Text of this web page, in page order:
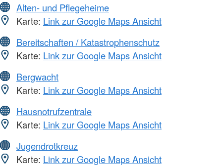
Alten- und Pflegeheime
Karte: Link zur Google Maps Ansicht
Bereitschaften / Katastrophenschutz
Karte: Link zur Google Maps Ansicht
Bergwacht
Karte: Link zur Google Maps Ansicht
Hausnotrufzentrale
Karte: Link zur Google Maps Ansicht
Jugendrotkreuz
Karte: Link zur Google Maps Ansicht